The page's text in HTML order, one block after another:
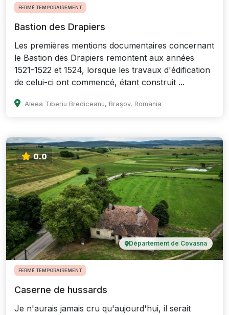
FERMÉ TEMPORAIREMENT
Bastion des Drapiers
Les premières mentions documentaires concernant
le Bastion des Drapiers remontent aux années
1521-1522 et 1524, lorsque les travaux d'édification
de celui-ci ont commencé, étant construit ...
Aleea Tiberiu Brediceanu, Brașov, Romania
0.0
Département de Covasna
FERMÉ TEMPORAIREMENT
Caserne de hussards
Je n'aurais jamais cru qu'aujourd'hui, il serait